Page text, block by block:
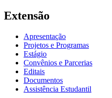
Extensão
Apresentação
Projetos e Programas
Estágio
Convênios e Parcerias
Editais
Documentos
Assistência Estudantil